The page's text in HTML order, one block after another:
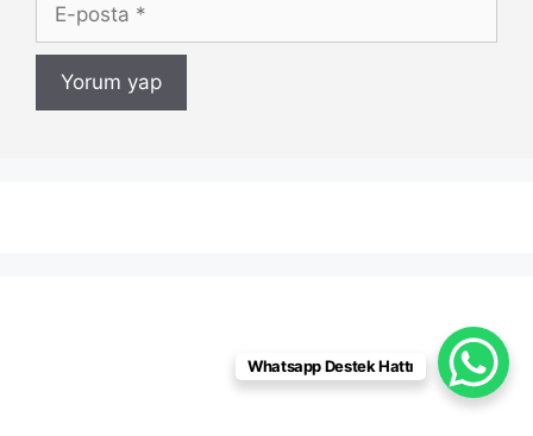
posta
Whatsapp Destek Hattı